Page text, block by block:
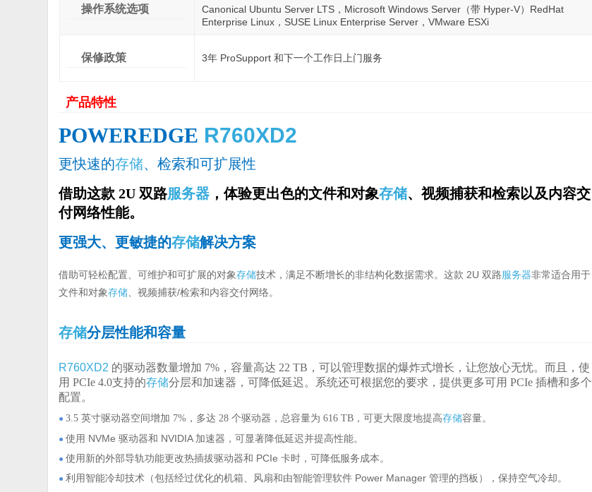
操作系统选项
Canonical Ubuntu Server LTS，Microsoft Windows Server（带 Hyper-V）RedHat
Enterprise Linux，SUSE Linux Enterprise Server，VMware ESXi
保修政策 3年 ProSupport 和下一个工作日上门服务
产品特性
POWEREDGE R760XD2
更快速的存储、检索和可扩展性
借助这款 2U 双路服务器 ，体验更出色的文件和对象存储、视频捕获和检索以及内容交
付网络性能。
更强大、更敏捷的存储解决方案
借助可轻松配置、可维护和可扩展的对象存储技术，满足不断增长的非结构化数据需求。这款 2U 双路服务器非常适合用于
文件和对象存储、视频捕获/检索和内容交付网络。
存储分层性能和容量
R760XD2 的驱动器数量增加 7%，容量高达 22 TB，可以管理数据的爆炸式增长，让您放心无忧。而且，使
用 PCIe 4.0支持的存储分层和加速器，可降低延迟。系统还可根据您的要求，提供更多可用 PCIe 插槽和多个
配置。
●3.5 英寸驱动器空间增加 7%，多达 28 个驱动器，总容量为 616 TB，可更大限度地提高存储容量。
●使用 NVMe 驱动器和 NVIDIA 加速器，可显著降低延迟并提高性能。
●使用新的外部导轨功能更改热插拔驱动器和 PCIe 卡时，可降低服务成本。
●利用智能冷却技术（包括经过优化的机箱、风扇和由智能管理软件 Power Manager 管理的挡板），保持空气冷却。